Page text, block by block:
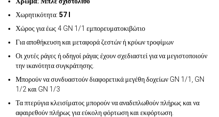
Χωρητικότητα: 57 l
Χώρος για έως 4 GN 1/1 εμπορευματοκιβώτιο
Για αποθήκευση και μεταφορά ζεστών ή κρύων τροφίμων
Οι χυτές ράγες ή οδηγοί ράγας έχουν σχεδιαστεί για να μεγιστοποιούν
την ικανότητα συγκράτησης.
Μπορούν να συνδυαστούν διαφορετικά μεγέθη δοχείων GN 1/1, GN
1/2 και GN 1/3
Τα πτερύγια κλεισίματος μπορούν να αναδιπλωθούν πλήρως και να
αφαιρεθούν πλήρως για εύκολη φόρτωση και εκφόρτωση.